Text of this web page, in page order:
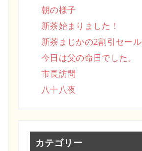
朝の様子
新茶始まりました！
新茶まじかの2割引セール
今日は父の命日でした。
市長訪問
八十八夜
カテゴリー